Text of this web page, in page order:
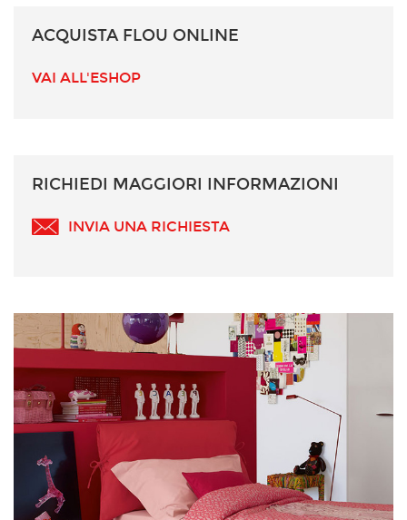
ACQUISTA FLOU ONLINE
VAI ALL'ESHOP
RICHIEDI MAGGIORI INFORMAZIONI
INVIA UNA RICHIESTA